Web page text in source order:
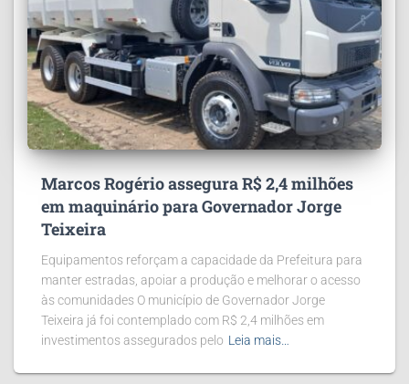
Marcos Rogério assegura R$ 2,4 milhões
em maquinário para Governador Jorge
Teixeira
Equipamentos reforçam a capacidade da Prefeitura para
manter estradas, apoiar a produção e melhorar o acesso
às comunidades O município de Governador Jorge
Teixeira já foi contemplado com R$ 2,4 milhões em
investimentos assegurados pelo Leia mais…